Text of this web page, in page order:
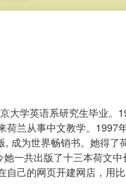
大学英语系研究生毕业。
荷兰从事中文教学。1997
成为世界畅销书。她得了
一共出版了十三本荷文
己的网页开建网店，用